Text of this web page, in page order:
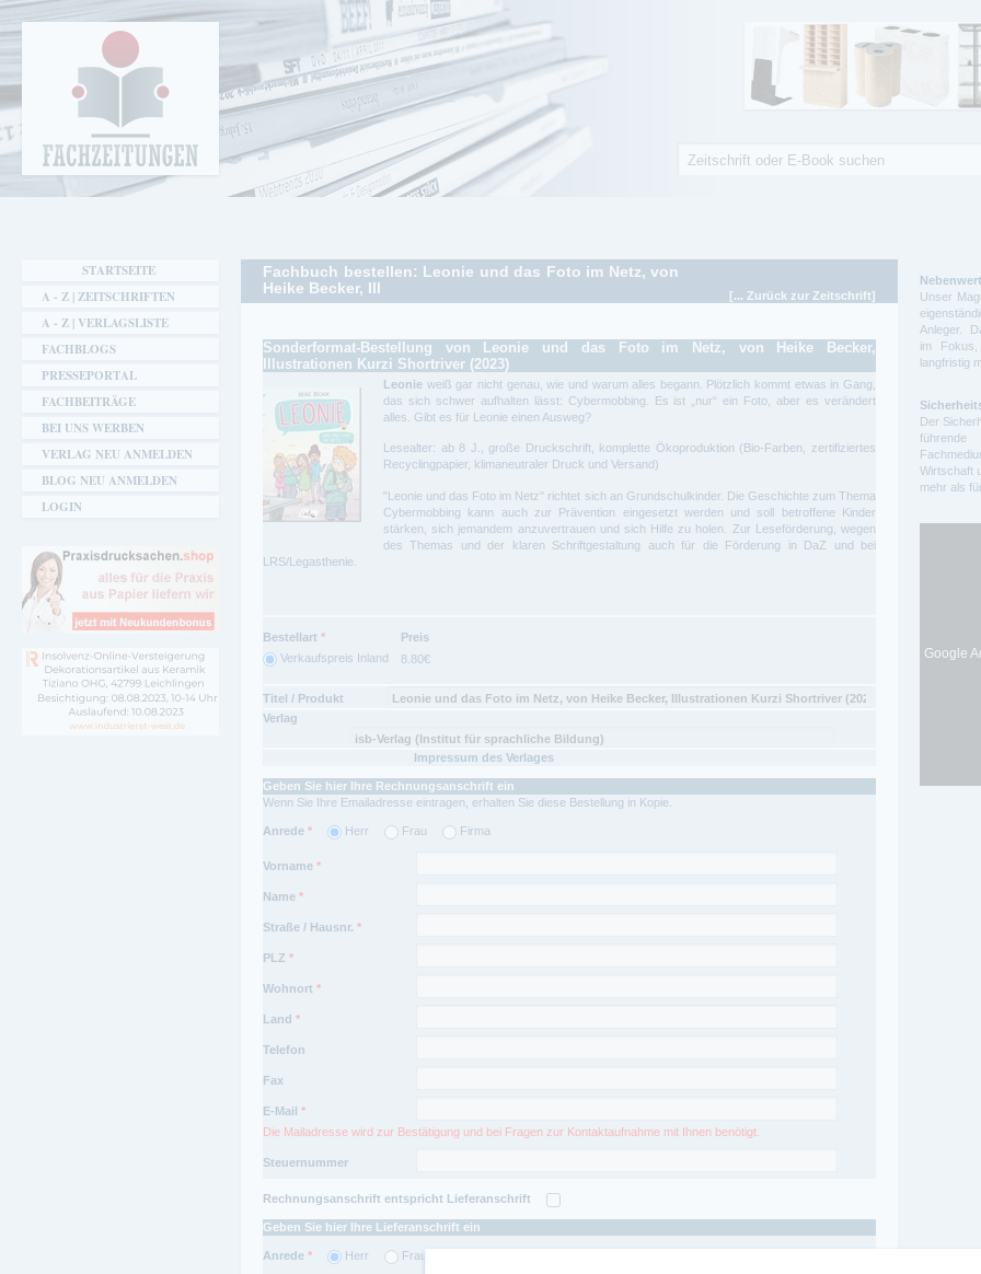
Fachzeitungen.de - Das unabhängige Portal
für Fachmagazine Fachpublikationen &
eBooks
Fachbuch bestellen: Leonie und das Foto im Netz, von
Heike Becker, Ill
[... Zurück zur Zeitschrift]
Sonderformat-Bestellung von Leonie und das Foto im Netz, von Heike Becker,
Illustrationen Kurzi Shortriver (2023)
Leonie weiß gar nicht genau, wie und warum alles begann. Plötzlich kommt etwas in Gang,
das sich schwer aufhalten lässt: Cybermobbing. Es ist „nur“ ein Foto, aber es verändert
alles. Gibt es für Leonie einen Ausweg?
Lesealter: ab 8 J., große Druckschrift, komplette Ökoproduktion (Bio-Farben, zertifiziertes
Recyclingpapier, klimaneutraler Druck und Versand)
"Leonie und das Foto im Netz" richtet sich an Grundschulkinder. Die Geschichte zum Thema
Cybermobbing kann auch zur Prävention eingesetzt werden und soll betroffene Kinder
stärken, sich jemandem anzuvertrauen und sich Hilfe zu holen. Zur Leseförderung, wegen
des Themas und der klaren Schriftgestaltung auch für die Förderung in DaZ und bei
LRS/Legasthenie.
Bestellart *
Verkaufspreis Inland
Preis
8.80€
Titel / Produkt
Verlag
Impressum des Verlages
Geben Sie hier Ihre Rechnungsanschrift ein
Wenn Sie Ihre Emailadresse eintragen, erhalten Sie diese Bestellung in Kopie.
Anrede * Herr Frau Firma
Vorname *
Name *
Straße / Hausnr. *
PLZ *
Wohnort *
Land *
Telefon
Fax
E-Mail *
Die Mailadresse wird zur Bestätigung und bei Fragen zur Kontaktaufnahme mit Ihnen benötigt.
Steuernummer
Rechnungsanschrift entspricht Lieferanschrift
Geben Sie hier Ihre Lieferanschrift ein
Anrede * Herr Frau
STARTSEITE
A - Z | ZEITSCHRIFTEN
A - Z | VERLAGSLISTE
FACHBLOGS
PRESSEPORTAL
FACHBEITRÄGE
BEI UNS WERBEN
VERLAG NEU ANMELDEN
BLOG NEU ANMELDEN
LOGIN
Unser
Anleger.
im
langfristig
Der
führende
Wirtschaft
mehr als
Google
Suchformular